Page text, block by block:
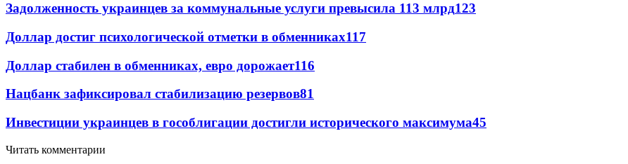
Задолженность украинцев за коммунальные услуги превысила 113 млрд123
Доллар достиг психологической отметки в обменниках117
Доллар стабилен в обменниках, евро дорожает116
Нацбанк зафиксировал стабилизацию резервов81
Инвестиции украинцев в гособлигации достигли исторического максимума45
Читать комментарии